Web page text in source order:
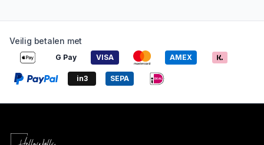
Veilig betalen met
G Pay VISA AMEX
in3 SEPA